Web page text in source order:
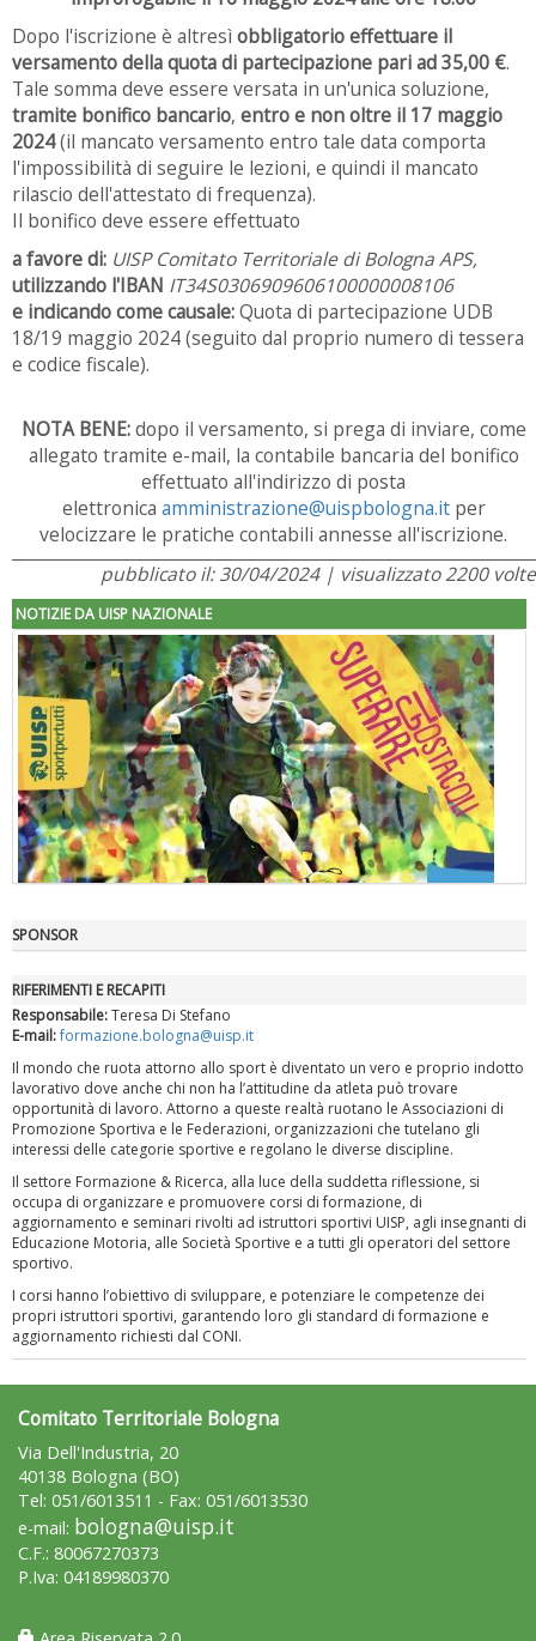
Dopo l'iscrizione è altresìobbligatorio effettuare il
versamento della quota di partecipazione pari ad 35,00 €.
Tale somma deve essere versata in un'unica soluzione,
tramite bonifico bancario, entro e non oltre il 17 maggio
2024(il mancato versamento entro tale data comporta
l'impossibilità di seguire le lezioni, e quindi il mancato
rilascio dell'attestato di frequenza).
Il bonifico deve essere effettuato
a favore di: UISP Comitato Territoriale di Bologna APS,
utilizzando l'IBAN IT34S0306909606100000008106
e indicando come causale:Quota di partecipazione UDB
18/19 maggio 2024 (seguito dal proprio numero di tessera
e codice fiscale).
NOTA BENE:dopo il versamento, si prega di inviare, come
allegato tramite e-mail, la contabile bancaria del bonifico
effettuato all'indirizzo di posta
elettronica amministrazione@uispbologna.it per
velocizzare le pratiche contabili annesse all'iscrizione.
pubblicato il: 30/04/2024 | visualizzato 2200 volte
NOTIZIE DA UISP NAZIONALE
"Superare gli ostacoli": la relazione di Tiziano Pesce al CN Uisp
Luglio 2026: "Pensando con i piedi, si possono fare le
rivoluzioni"
SPONSOR
RIFERIMENTI E RECAPITI
Responsabile:Teresa Di Stefano
E-mail:formazione.bologna@uisp.it
Il mondo che ruota attorno allo sport è diventato un vero e proprio indotto
lavorativo dove anche chi non ha l’attitudine da atleta può trovare
opportunità di lavoro. Attorno a queste realtà ruotano le Associazioni di
Promozione Sportiva e le Federazioni, organizzazioni che tutelano gli
interessi delle categorie sportive e regolano le diverse discipline.
Il settore Formazione & Ricerca, alla luce della suddetta riflessione, si
occupa di organizzare e promuovere corsi di formazione, di
aggiornamento e seminari rivolti ad istruttori sportivi UISP, agli insegnanti di
Educazione Motoria, alle Società Sportive e a tutti gli operatori del settore
sportivo.
I corsi hanno l’obiettivo di sviluppare, e potenziare le competenze dei
propri istruttori sportivi, garantendo loro gli standard di formazione e
aggiornamento richiesti dal CONI.
Comitato Territoriale Bologna
Via Dell'Industria, 20
40138 Bologna (BO)
Tel: 051/6013511 - Fax: 051/6013530
e-mail: bologna@uisp.it
C.F.: 80067270373
P.Iva: 04189980370